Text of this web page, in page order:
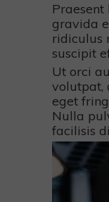
gravida
ridiculus
suscipit
Ut orci
volutpat,
eget
Nulla
facilisis